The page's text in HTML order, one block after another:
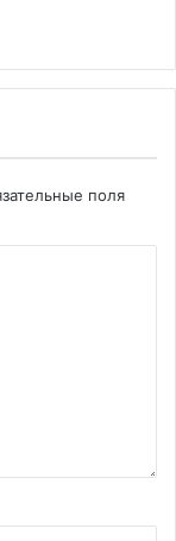
поля